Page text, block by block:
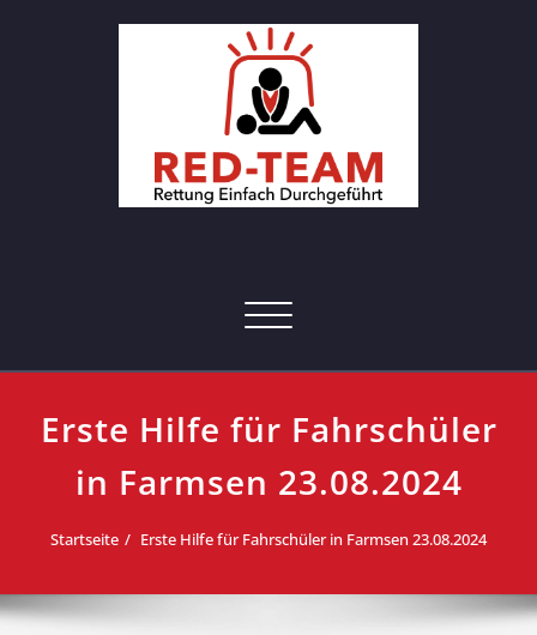
Hamburg
Toggle navigation
Erste Hilfe für Fahrschüler
in Farmsen 23.08.2024
Startseite Erste Hilfe für Fahrschüler in Farmsen 23.08.2024